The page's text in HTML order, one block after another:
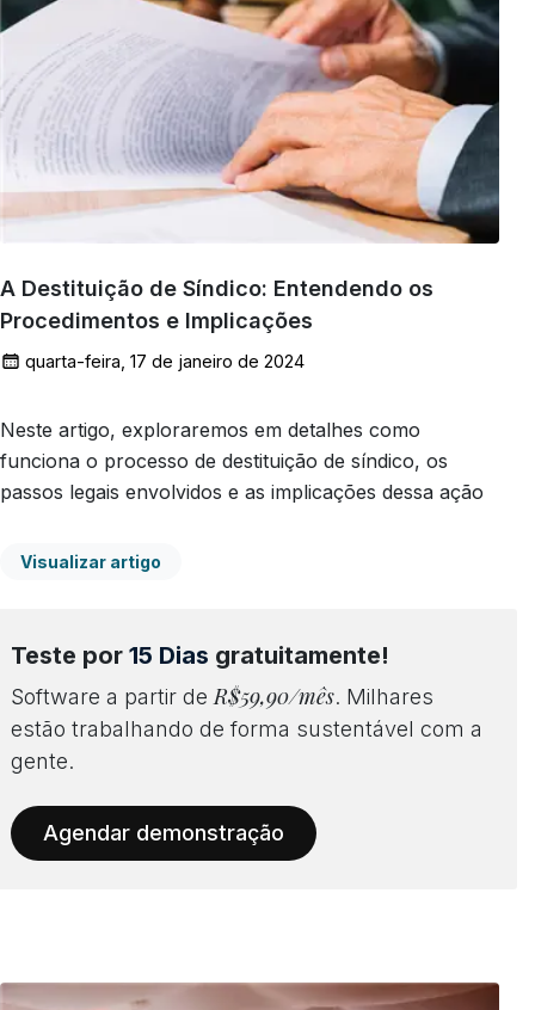
A Destituição de Síndico: Entendendo os
Procedimentos e Implicações
quarta-feira, 17 de janeiro de 2024
Neste artigo, exploraremos em detalhes como
funciona o processo de destituição de síndico, os
passos legais envolvidos e as implicações dessa ação
Visualizar artigo
Teste por 15 Dias gratuitamente!
Software a partir de R$59,90/mês. Milhares
estão trabalhando de forma sustentável com a
gente.
Agendar demonstração